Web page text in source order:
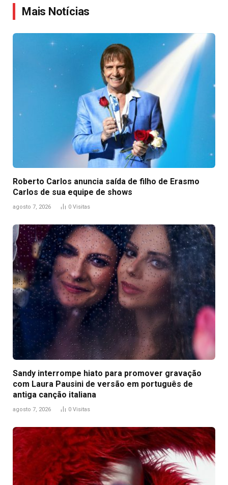
Mais Notícias
Roberto Carlos anuncia saída de filho de Erasmo
Carlos de sua equipe de shows
agosto 7, 2026 0 Visitas
Sandy interrompe hiato para promover gravação
com Laura Pausini de versão em português de
antiga canção italiana
agosto 7, 2026 0 Visitas